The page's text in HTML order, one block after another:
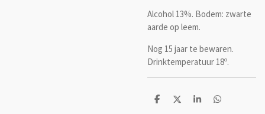
Alcohol 13%. Bodem: zwarte
aarde op leem.
Nog 15 jaar te bewaren.
Drinktemperatuur 18º.
D
D
S
D